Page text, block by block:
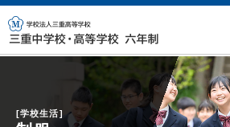
[学校生活]